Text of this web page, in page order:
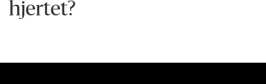
hjertet?